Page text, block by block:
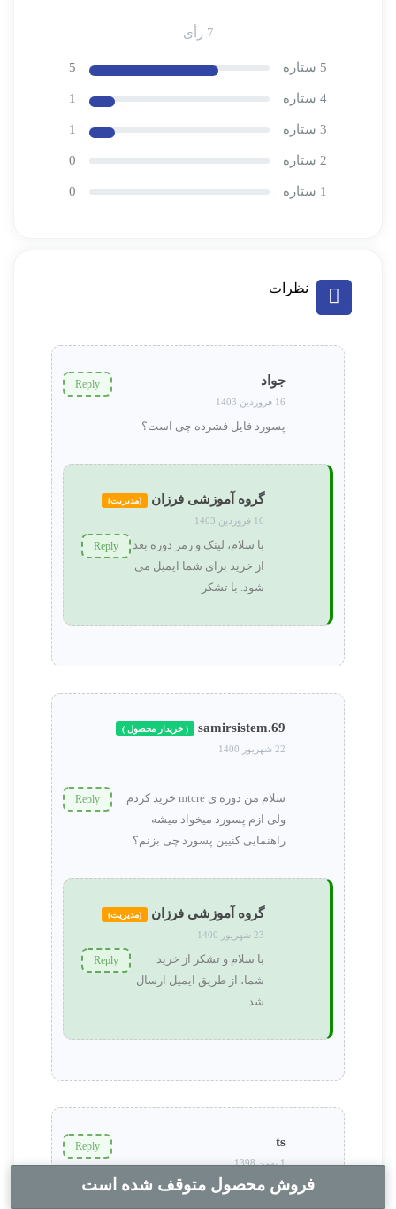
7 رأی
5 ستاره 5
4 ستاره 1
3 ستاره 1
2 ستاره 0
1 ستاره 0
نظرات
جواد
16 فروردین 1403
Reply
پسورد فایل فشرده چی است؟
گروه آموزشی فرزان (مدیریت)
16 فروردین 1403
Reply
با سلام، لینک و رمز دوره بعد
از خرید برای شما ایمیل می
شود. با تشکر
samirsistem.69 ( خریدار محصول )
22 شهریور 1400
Reply
سلام من دوره ی mtcre خرید کردم
ولی ازم پسورد میخواد میشه
راهنمایی کنیین پسورد چی بزنم؟
گروه آموزشی فرزان (مدیریت)
23 شهریور 1400
Reply
با سلام و تشکر از خرید
شما، از طریق ایمیل ارسال
شد.
ts
1 بهمن 1398
Reply
فروش محصول متوقف شده است